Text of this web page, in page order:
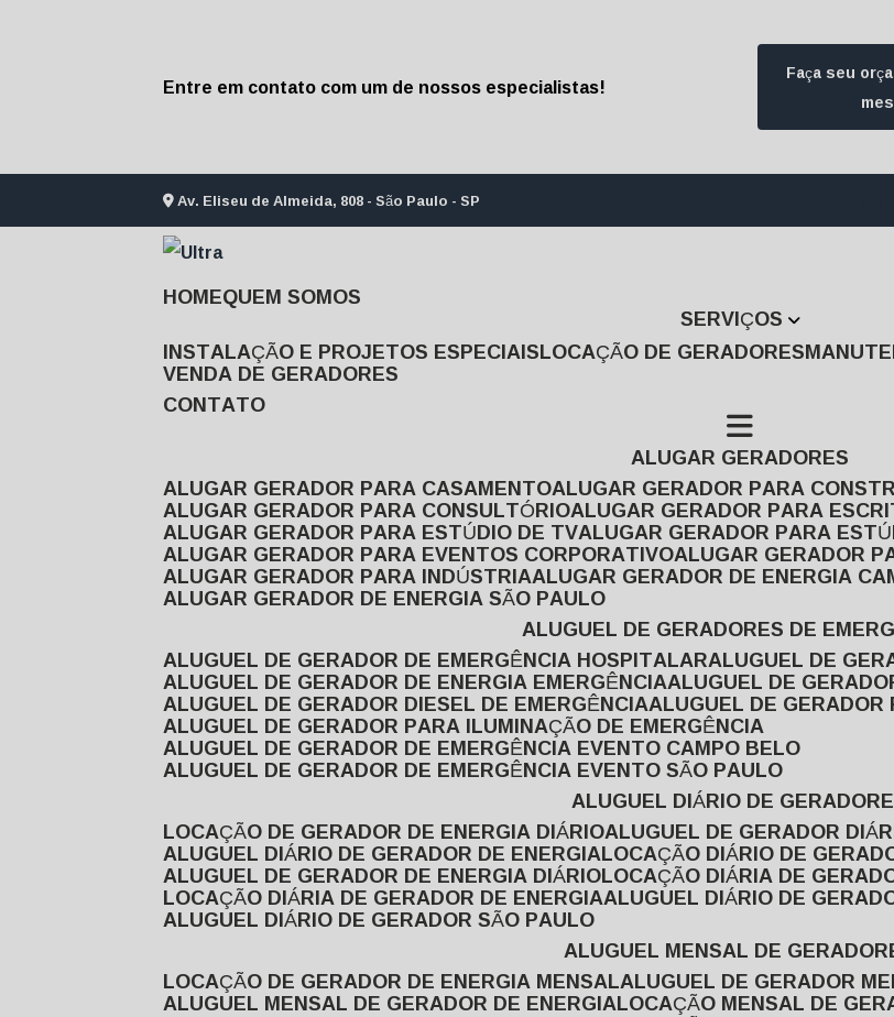
Entre em contato com um de nossos especialistas!
Faça seu
Av. Eliseu de Almeida, 808 - São Paulo - SP
HOME QUEM SOMOS
SERVIÇOS
INSTALAÇÃO E PROJETOS ESPECIAIS LOCAÇÃO DE GERADORES
VENDA DE GERADORES
CONTATO
ALUGAR GERADORES
ALUGAR GERADOR PARA CASAMENTO ALUGAR GERADOR PARA
ALUGAR GERADOR PARA CONSULTÓRIO ALUGAR GERADOR PARA
ALUGAR GERADOR PARA ESTÚDIO DE TV ALUGAR GERADOR PARA
ALUGAR GERADOR PARA EVENTOS CORPORATIVO ALUGAR GERADOR
ALUGAR GERADOR PARA INDÚSTRIA ALUGAR GERADOR DE ENERGIA
ALUGAR GERADOR DE ENERGIA SÃO PAULO
ALUGUEL DE GERADORES DE
ALUGUEL DE GERADOR DE EMERGÊNCIA HOSPITALAR ALUGUEL DE
ALUGUEL DE GERADOR DE ENERGIA EMERGÊNCIA ALUGUEL DE
ALUGUEL DE GERADOR DIESEL DE EMERGÊNCIA ALUGUEL DE
ALUGUEL DE GERADOR PARA ILUMINAÇÃO DE EMERGÊNCIA
ALUGUEL DE GERADOR DE EMERGÊNCIA EVENTO CAMPO BELO
ALUGUEL DE GERADOR DE EMERGÊNCIA EVENTO SÃO PAULO
ALUGUEL DIÁRIO DE
LOCAÇÃO DE GERADOR DE ENERGIA DIÁRIO ALUGUEL DE GERADOR
ALUGUEL DIÁRIO DE GERADOR DE ENERGIA LOCAÇÃO DIÁRIO DE
ALUGUEL DE GERADOR DE ENERGIA DIÁRIO LOCAÇÃO DIÁRIA DE
LOCAÇÃO DIÁRIA DE GERADOR DE ENERGIA ALUGUEL DIÁRIO DE
ALUGUEL DIÁRIO DE GERADOR SÃO PAULO
ALUGUEL MENSAL DE
LOCAÇÃO DE GERADOR DE ENERGIA MENSAL ALUGUEL DE GERADOR
ALUGUEL MENSAL DE GERADOR DE ENERGIA LOCAÇÃO MENSAL DE